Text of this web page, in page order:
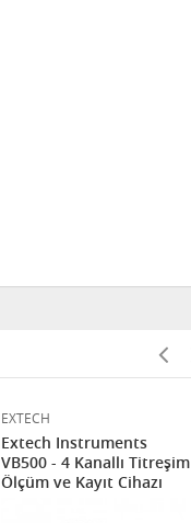
EXTECH
Extech Instruments
VB500 - 4 Kanallı Titreşim
Ölçüm ve Kayıt Cihazı